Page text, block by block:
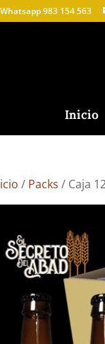
Whatsapp 983 154 563
Inicio
/ Packs / Caja